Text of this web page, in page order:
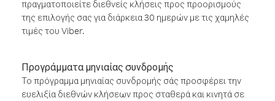
πραγματοποιείτε διεθνείς κλήσεις προς προορισμούς
της επιλογής σας για διάρκεια 30 ημερών με τις χαμηλές
τιμές του Viber.
Προγράμματα μηνιαίας συνδρομής
Το πρόγραμμα μηνιαίας συνδρομής σάς προσφέρει την
ευελιξία διεθνών κλήσεων προς σταθερά και κινητά σε